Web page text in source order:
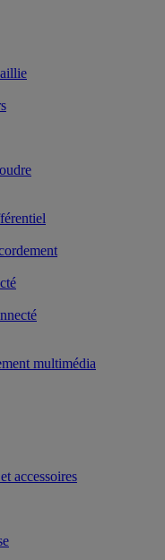
multimédia
accessoires